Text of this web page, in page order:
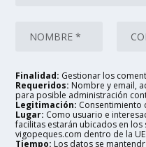
Finalidad: Gestionar los
Requeridos: Nombre y email,
para posible administración
Legitimación: Consentimiento
Lugar: Como usuario e
facilitas estarán ubicados en
vigopeques.com dentro de la UE.
Tiempo: Los datos se